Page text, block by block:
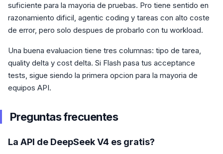
suficiente para la mayoria de pruebas. Pro tiene sentido en
razonamiento dificil, agentic coding y tareas con alto coste
de error, pero solo despues de probarlo con tu workload.
Una buena evaluacion tiene tres columnas: tipo de tarea,
quality delta y cost delta. Si Flash pasa tus acceptance
tests, sigue siendo la primera opcion para la mayoria de
equipos API.
Preguntas frecuentes
La API de DeepSeek V4 es gratis?